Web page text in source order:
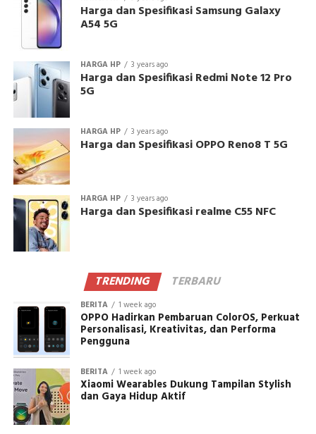
Harga dan Spesifikasi Samsung Galaxy
A54 5G
HARGA HP 3 years ago
Harga dan Spesifikasi Redmi Note 12 Pro
5G
HARGA HP 3 years ago
Harga dan Spesifikasi OPPO Reno8 T 5G
HARGA HP 3 years ago
Harga dan Spesifikasi realme C55 NFC
TRENDING TERBARU
BERITA 1 week ago
OPPO Hadirkan Pembaruan ColorOS, Perkuat
Personalisasi, Kreativitas, dan Performa
Pengguna
BERITA 1 week ago
Xiaomi Wearables Dukung Tampilan Stylish
dan Gaya Hidup Aktif